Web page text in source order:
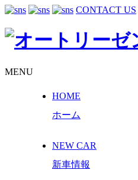
CONTACT US
MENU
HOME
ホーム
NEW CAR
新車情報